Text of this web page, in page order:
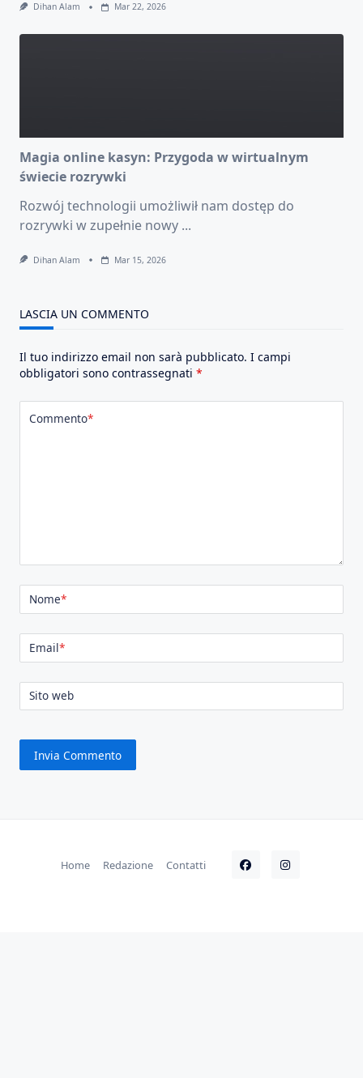
Dihan Alam Mar 22, 2026
Magia online kasyn: Przygoda w wirtualnym
świecie rozrywki
Rozwój technologii umożliwił nam dostęp do
rozrywki w zupełnie nowy ...
Dihan Alam Mar 15, 2026
LASCIA UN COMMENTO
Il tuo indirizzo email non sarà pubblicato. I campi
obbligatori sono contrassegnati *
Commento*
Nome*
Email*
Sito web
Home Redazione Contatti